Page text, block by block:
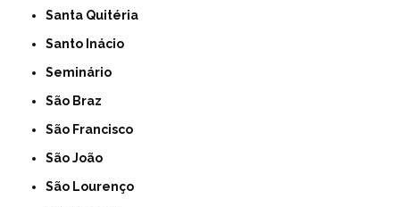
Santa Quitéria
Santo Inácio
Seminário
São Braz
São Francisco
São João
São Lourenço